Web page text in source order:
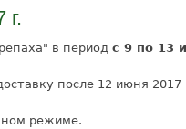
г.
в период с 9 по 13
после 12 июня 2017
режиме.